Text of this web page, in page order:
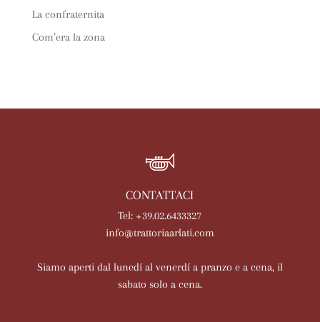
La confraternita
Com’era la zona
CONTATTACI
Tel: +39.02.6433327
info@trattoriaarlati.com
Siamo aperti dal lunedí al venerdí a pranzo e a cena, il
sabato solo a cena.